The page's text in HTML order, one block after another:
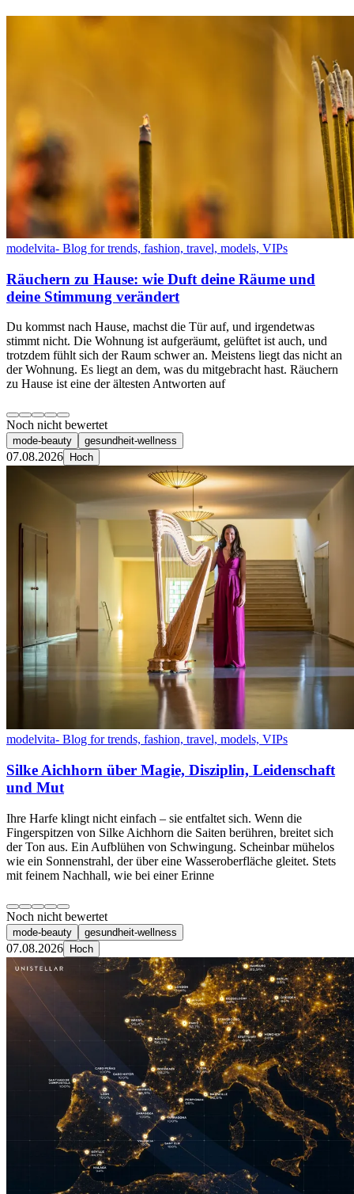
modelvita- Blog for trends, fashion, travel, models, VIPs
Räuchern zu Hause: wie Duft deine Räume und
deine Stimmung verändert
Du kommst nach Hause, machst die Tür auf, und irgendetwas
stimmt nicht. Die Wohnung ist aufgeräumt, gelüftet ist auch, und
trotzdem fühlt sich der Raum schwer an. Meistens liegt das nicht an
der Wohnung. Es liegt an dem, was du mitgebracht hast. Räuchern
zu Hause ist eine der ältesten Antworten auf
Noch nicht bewertet
mode-beauty gesundheit-wellness
07.08.2026 Hoch
modelvita- Blog for trends, fashion, travel, models, VIPs
Silke Aichhorn über Magie, Disziplin, Leidenschaft
und Mut
Ihre Harfe klingt nicht einfach – sie entfaltet sich. Wenn die
Fingerspitzen von Silke Aichhorn die Saiten berühren, breitet sich
der Ton aus. Ein Aufblühen von Schwingung. Scheinbar mühelos
wie ein Sonnenstrahl, der über eine Wasseroberfläche gleitet. Stets
mit feinem Nachhall, wie bei einer Erinne
Noch nicht bewertet
mode-beauty gesundheit-wellness
07.08.2026 Hoch